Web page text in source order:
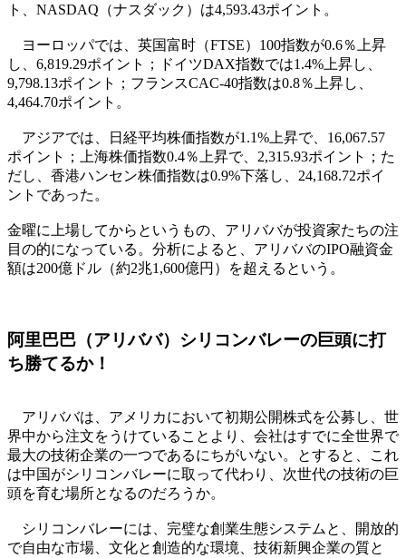
ト、NASDAQ（ナスダック）は4,593.43ポイント。
ヨーロッパでは、英国富时（FTSE）100指数が0.6％上昇
し、6,819.29ポイント；ドイツDAX指数では1.4%上昇し、
9,798.13ポイント；フランスCAC-40指数は0.8％上昇し、
4,464.70ポイント。
アジアでは、日経平均株価指数が1.1%上昇で、16,067.57
ポイント；上海株価指数0.4％上昇で、2,315.93ポイント；た
だし、香港ハンセン株価指数は0.9%下落し、24,168.72ポイ
ントであった。
金曜に上場してからというもの、アリババが投資家たちの注
目の的になっている。分析によると、アリババのIPO融資金
額は200億ドル（約2兆1,600億円）を超えるという。
阿里巴巴（アリババ）シリコンバレーの巨頭に打
ち勝てるか！
アリババは、アメリカにおいて初期公開株式を公募し、世
界中から注文をうけていることより、会社はすでに全世界で
最大の技術企業の一つであるにちがいない。とすると、これ
は中国がシリコンバレーに取って代わり、次世代の技術の巨
頭を育む場所となるのだろうか。
シリコンバレーには、完璧な創業生態システムと、開放的
で自由な市場、文化と創造的な環境、技術新興企業の質と